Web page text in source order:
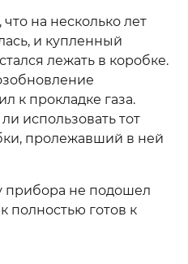
на несколько лет
и купленный
лежать в коробке.
к прокладке газа.
использовать тот
пролежавший в ней
прибора не подошел
полностью готов к